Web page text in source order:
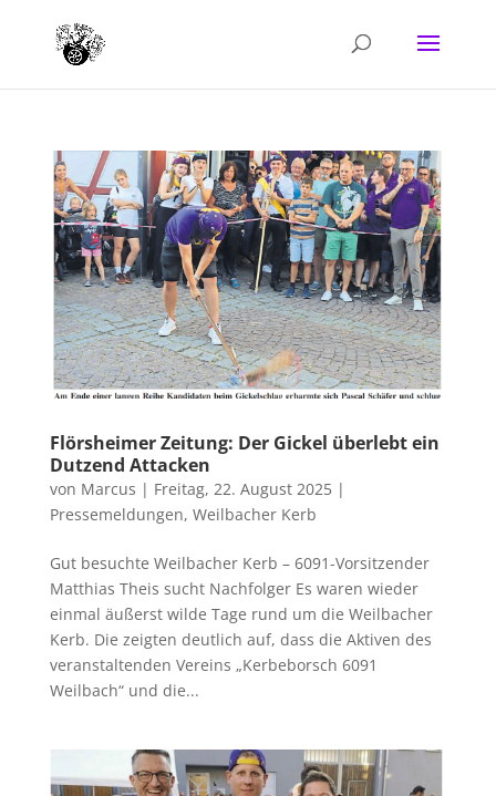
Flörsheimer Zeitung: Der Gickel überlebt ein
Dutzend Attacken
von Marcus | Freitag, 22. August 2025|
Pressemeldungen, Weilbacher Kerb
Gut besuchte Weilbacher Kerb – 6091-Vorsitzender
Matthias Theis sucht Nachfolger Es waren wieder
einmal äußerst wilde Tage rund um die Weilbacher
Kerb. Die zeigten deutlich auf, dass die Aktiven des
veranstaltenden Vereins „Kerbeborsch 6091
Weilbach“ und die...